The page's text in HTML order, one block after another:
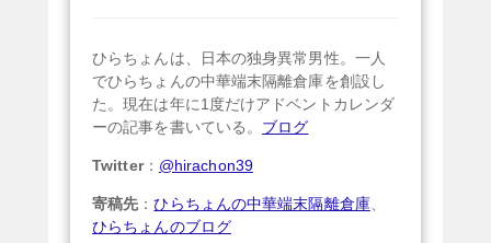
ひらちょんは、日本の独身異常男性。一人
でひらちょんの中華端末隔離倉庫を創設し
た。現在は年に1度だけアドベントカレンダ
ーの記事を書いている。 ブログ
Twitter： @hirachon39
寄稿先 ：ひらちょんの中華端末隔離倉庫、
ひらちょんのブログ